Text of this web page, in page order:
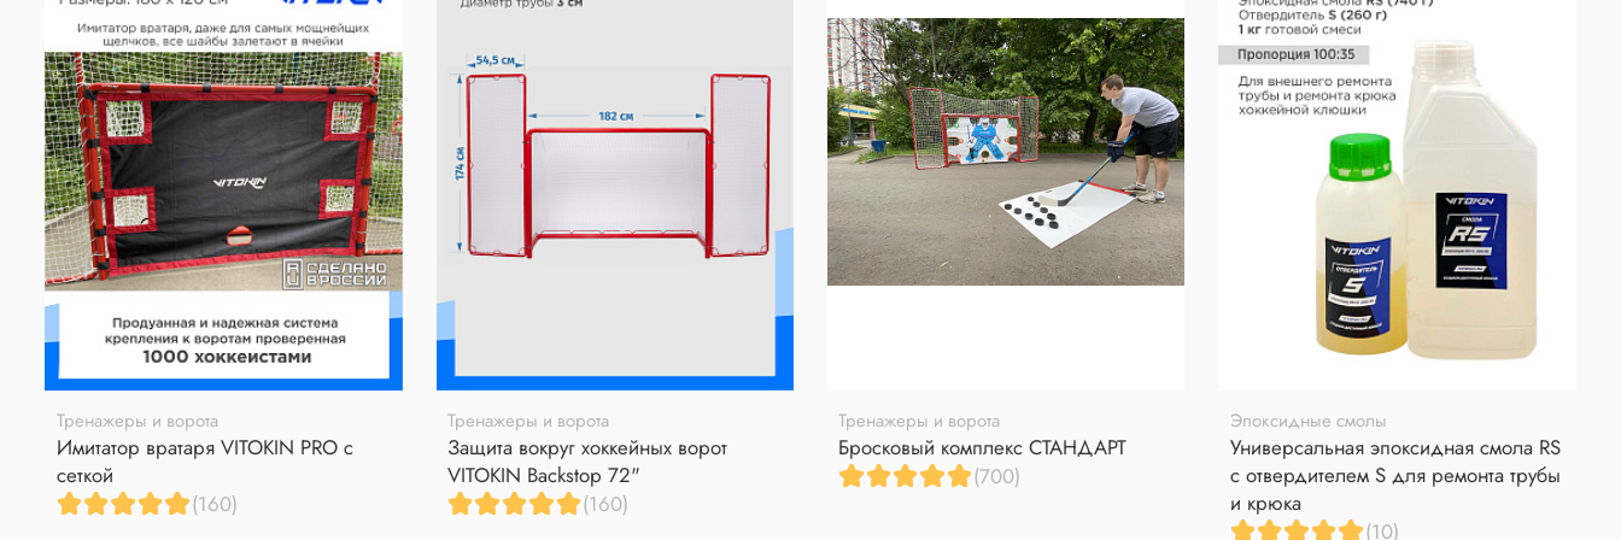
Тренажеры и ворота
Имитатор вратаря VITOKIN PRO с
сеткой
(160)
Тренажеры и ворота
Защита вокруг хоккейных ворот
VITOKIN Backstop 72"
(160)
Тренажеры и ворота
Бросковый комплекс СТАНДАРТ
(700)
Эпоксидные смолы
Универсальная эпоксидная смола RS
с отвердителем S для ремонта трубы
и крюка
(10)